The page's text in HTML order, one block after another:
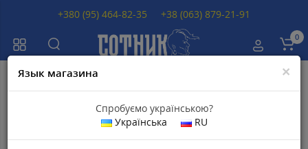
0
×
Язык магазина
Спробуємо українською?
Українська
RU
Популярный
+380 (95) 464-82-35 +38 (063) 879-21-91